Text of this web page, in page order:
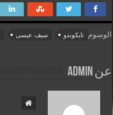
الوسوم تايكوندو سيف عيسى
عن admin